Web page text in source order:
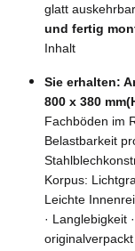
glatt
und fertig
Inhalt
Sie erhalten:
800 x 380
Fachböden im
Belastbarkeit
Korpus:
Leichte
· Langlebigkeit
originalverpackt